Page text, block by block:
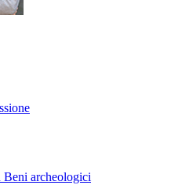
Beni archeologici